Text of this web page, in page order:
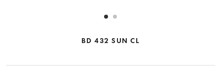
BD 432 SUN CL